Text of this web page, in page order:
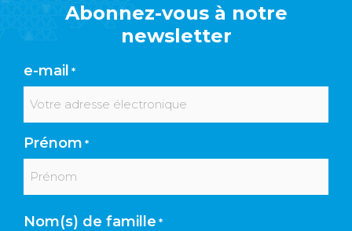
Abonnez-vous à notre
newsletter
e-mail *
Prénom *
Nom(s) de famille *